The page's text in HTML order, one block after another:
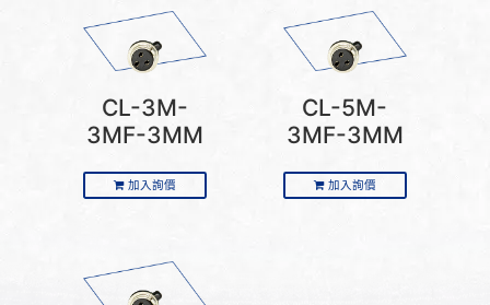
CL-3M-
3MF-3MM
加入詢價
CL-5M-
3MF-3MM
加入詢價